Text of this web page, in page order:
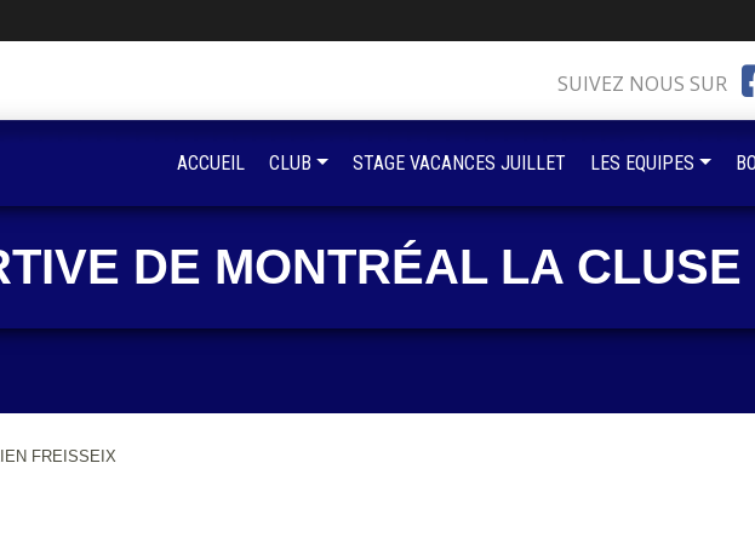
DE MONTRÉAL LA
FREISSEIX
SUIVEZ NOUS SUR
ACCUEIL CLUB STAGE VACANCES JUILLET LES EQUIPES